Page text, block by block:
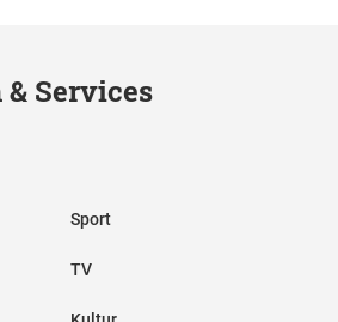
Services
Sport
TV